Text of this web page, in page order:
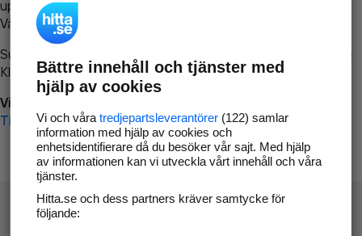
uppstod så att vi lättare och snabbare kan avhjälpa det.
Vänligen försök med följande:
Surfa till
Klicka påTillbaka-knappen i webbläsaren och försök igen
Vi beklagar besväret!
Till startsidan
Bättre innehåll och tjänster med
hjälp av cookies
Vi och våra tredjepartsleverantörer(122) samlar
information med hjälp av cookies och
enhetsidentifierare då du besöker vår sajt. Med hjälp
av informationen kan vi utveckla vårt innehåll och våra
tjänster.
Hitta.se och dess partners kräver samtycke för
följande: